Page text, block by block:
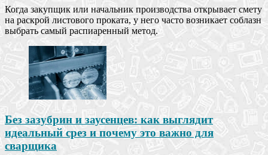
Когда закупщик или начальник производства открывает смету
на раскрой листового проката, у него часто возникает соблазн
выбрать самый распиаренный метод.
Без зазубрин и заусенцев: как выглядит
идеальный срез и почему это важно для
сварщика